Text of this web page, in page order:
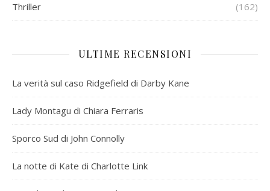
Thriller (162)
ULTIME RECENSIONI
La verità sul caso Ridgefield di Darby Kane
Lady Montagu di Chiara Ferraris
Sporco Sud di John Connolly
La notte di Kate di Charlotte Link